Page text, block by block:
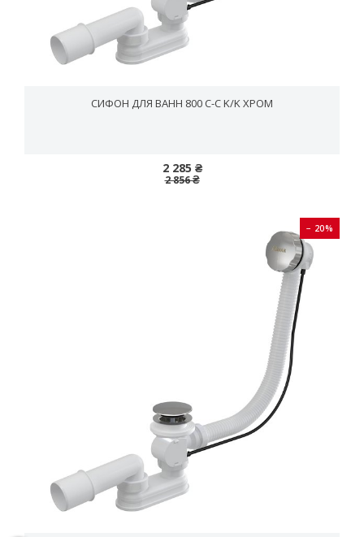
СИФОН ДЛЯ ВАНН 800 C-C K/K ХРОМ
2 285 ₴
2 856 ₴
− 20%